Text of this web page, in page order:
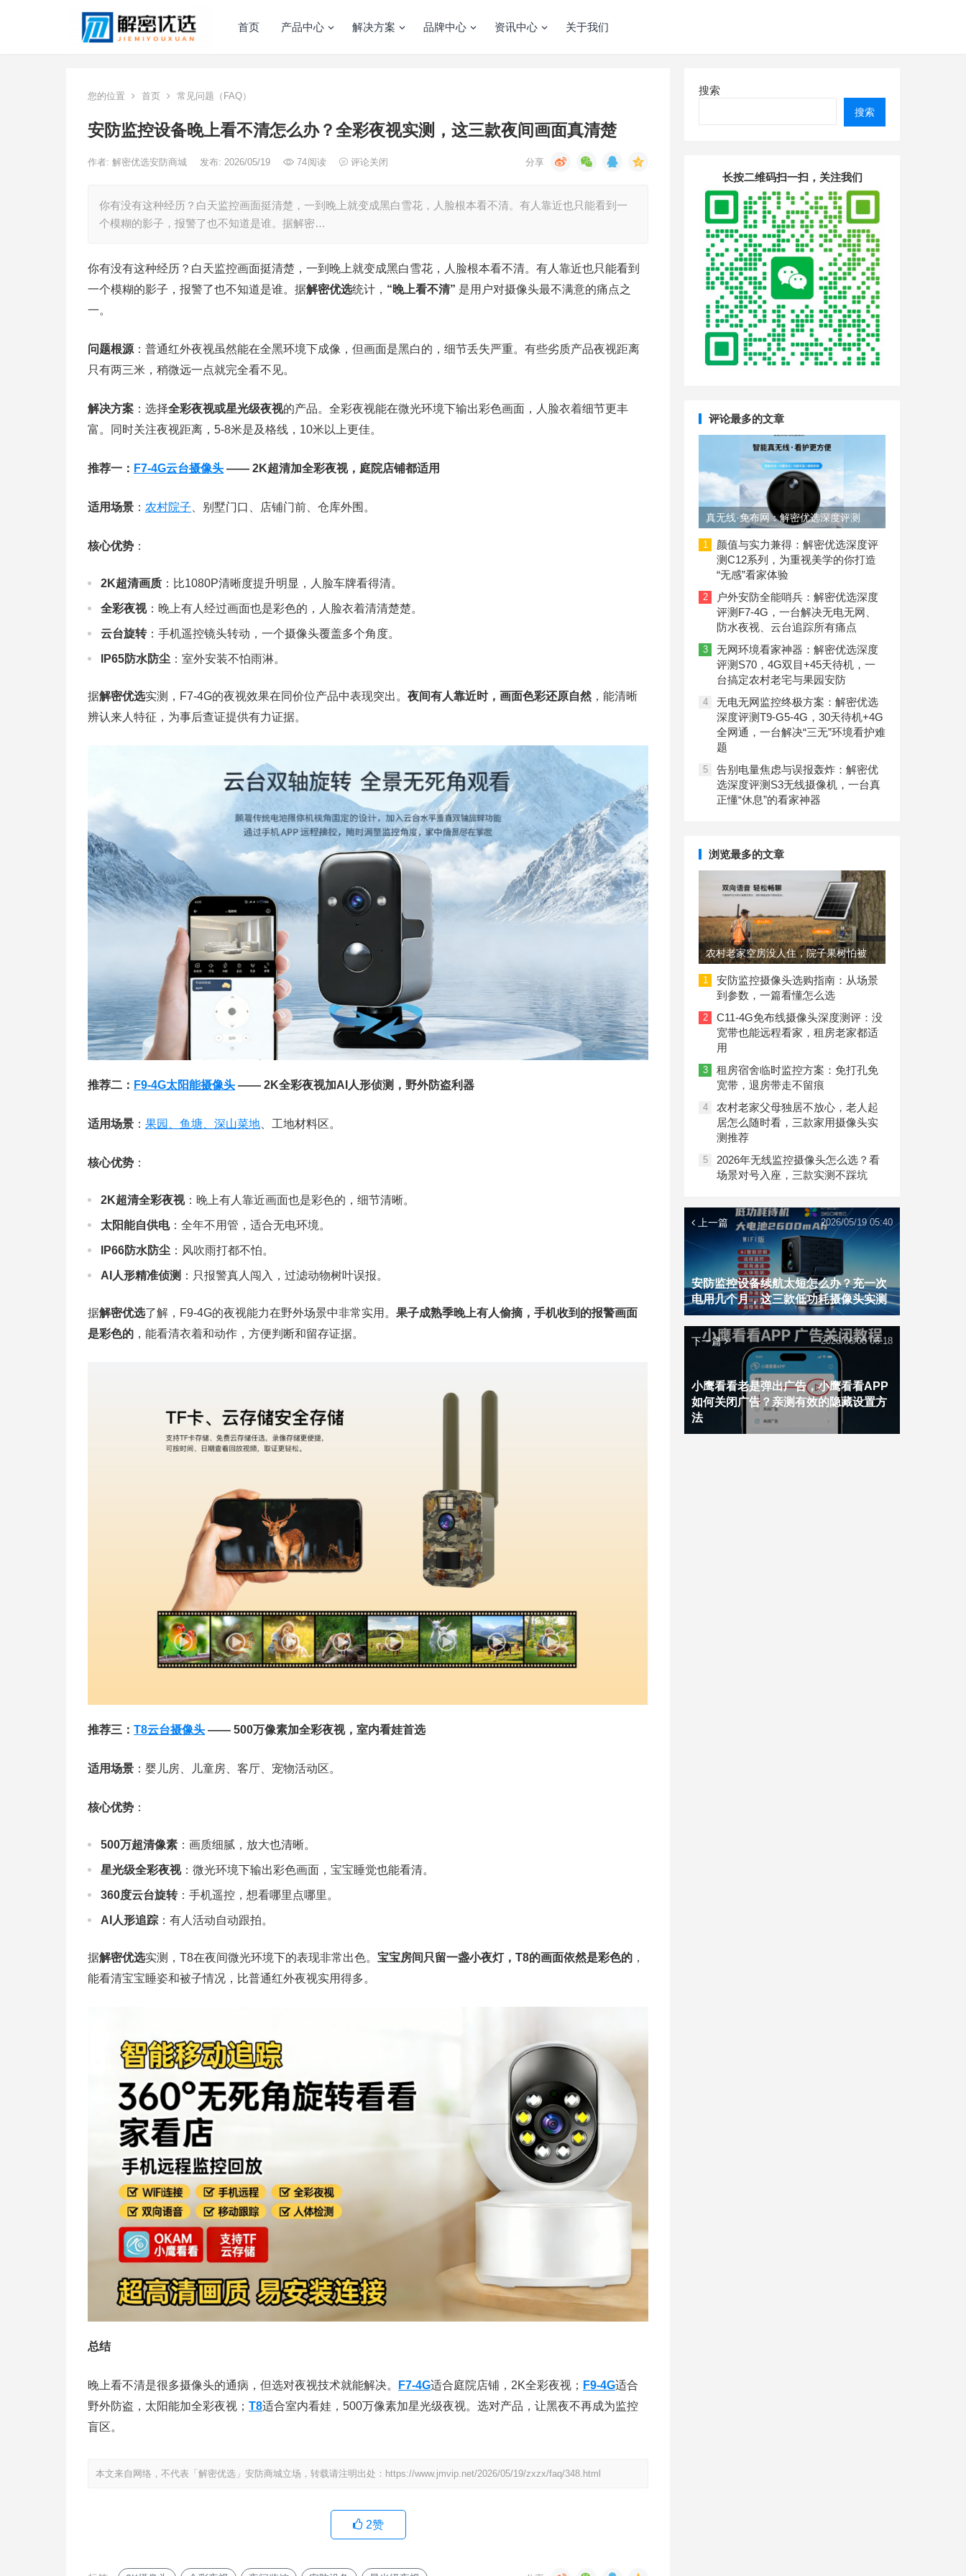
首页 产品中心 解决方案 品牌中心 资讯中心 关于我们
您的位置 首页 常见问题（FAQ）
安防监控设备晚上看不清怎么办？全彩夜视实测，这三款夜间画面真清楚
作者: 解密优选安防商城 发布: 2026/05/19 74阅读 评论关闭
你有没有这种经历？白天监控画面挺清楚，一到晚上就变成黑白雪花，人脸根本看不清。有人靠近也只能看到一
个模糊的影子，报警了也不知道是谁。据解密…
你有没有这种经历？白天监控画面挺清楚，一到晚上就变成黑白雪花，人脸根本看不清。有人靠近也只能看到
一个模糊的影子，报警了也不知道是谁。据解密优选统计， “晚上看不清” 是用户对摄像头最不满意的痛点之
一。
问题根源 ：普通红外夜视虽然能在全黑环境下成像，但画面是黑白的，细节丢失严重。有些劣质产品夜视距离
只有两三米，稍微远一点就完全看不见。
解决方案 ：选择全彩夜视或星光级夜视的产品。全彩夜视能在微光环境下输出彩色画面，人脸衣着细节更丰
富。同时关注夜视距离，5-8米是及格线，10米以上更佳。
推荐一： F7-4G云台摄像头 —— 2K超清加全彩夜视，庭院店铺都适用
适用场景 ： 农村院子 、别墅门口、店铺门前、仓库外围。
核心优势 ：
2K超清画质 ：比1080P清晰度提升明显，人脸车牌看得清。
全彩夜视：晚上有人经过画面也是彩色的，人脸衣着清清楚楚。
云台旋转：手机遥控镜头转动，一个摄像头覆盖多个角度。
IP65防水防尘 ：室外安装不怕雨淋。
据解密优选实测，F7-4G的夜视效果在同价位产品中表现突出。 夜间有人靠近时，画面色彩还原自然 ，能清晰
辨认来人特征，为事后查证提供有力证据。
推荐二： F9-4G太阳能摄像头 —— 2K全彩夜视加AI人形侦测，野外防盗利器
适用场景 ： 果园、鱼塘、深山菜地 、工地材料区。
核心优势 ：
2K超清全彩夜视：晚上有人靠近画面也是彩色的，细节清晰。
太阳能自供电：全年不用管，适合无电环境。
IP66防水防尘 ：风吹雨打都不怕。
AI人形精准侦测 ：只报警真人闯入，过滤动物树叶误报。
据解密优选了解，F9-4G的夜视能力在野外场景中非常实用。 果子成熟季晚上有人偷摘，手机收到的报警画面
是彩色的 ，能看清衣着和动作，方便判断和留存证据。
推荐三： T8云台摄像头 —— 500万像素加全彩夜视，室内看娃首选
适用场景 ：婴儿房、儿童房、客厅、宠物活动区。
核心优势 ：
500万超清像素 ：画质细腻，放大也清晰。
星光级全彩夜视：微光环境下输出彩色画面，宝宝睡觉也能看清。
360度云台旋转：手机遥控，想看哪里点哪里。
AI人形追踪 ：有人活动自动跟拍。
据解密优选实测，T8在夜间微光环境下的表现非常出色。 宝宝房间只留一盏小夜灯，T8的画面依然是彩色的 ，
能看清宝宝睡姿和被子情况，比普通红外夜视实用得多。
总结
晚上看不清是很多摄像头的通病，但选对夜视技术就能解决。 F7-4G适合庭院店铺，2K全彩夜视； F9-4G适合
野外防盗，太阳能加全彩夜视； T8适合室内看娃，500万像素加星光级夜视。选对产品，让黑夜不再成为监控
盲区。
本文来自网络，不代表「解密优选」安防商城立场，转载请注明出处：https://www.jmvip.net/2026/05/19/zxzx/faq/348.html
2赞
搜索
搜索
长按二维码扫一扫，关注我们
评论最多的文章
真无线·免布网：解密优选深度评测
C11-4G摄像头，如何用磁吸设计+4G
联网解决无网看护难题？
1
颜值与实力兼得：解密优选深度评
测C12系列，为重视美学的你打造
“无感”看家体验
2
户外安防全能哨兵：解密优选深度
评测F7-4G，一台解决无电无网、
防水夜视、云台追踪所有痛点
3
无网环境看家神器：解密优选深度
评测S70，4G双目+45天待机，一
台搞定农村老宅与果园安防
4
无电无网监控终极方案：解密优选
深度评测T9-G5-4G，30天待机+4G
全网通，一台解决“三无”环境看护难
题
5
告别电量焦虑与误报轰炸：解密优
选深度评测S3无线摄像机，一台真
正懂“休息”的看家神器
浏览最多的文章
农村老家空房没人住，院子果树怕被
偷，三款4G摄像头让远程看护更省心
1
安防监控摄像头选购指南：从场景
到参数，一篇看懂怎么选
2
C11-4G免布线摄像头深度测评：没
宽带也能远程看家，租房老家都适
用
3
租房宿舍临时监控方案：免打孔免
宽带，退房带走不留痕
4
农村老家父母独居不放心，老人起
居怎么随时看，三款家用摄像头实
测推荐
5
2026年无线监控摄像头怎么选？看
场景对号入座，三款实测不踩坑
上一篇
安防监控设备续航太短怎么办？充一次
电用几个月，这三款低功耗摄像头实测
2026/05/19 05:40
下一篇
小鹰看看老是弹出广告，小鹰看看APP
如何关闭广告？亲测有效的隐藏设置方
法
2026/06/08 06:18